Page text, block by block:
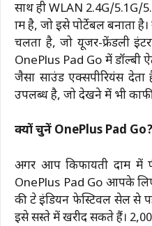
साथ ही WLAN 2.4G/5.1G/
ग्राम है, जो इसे पोर्टेबल
चलता है, जो यूजर-फ्रेंडली
OnePlus Pad Go में डॉल्बी
जैसा साउंड एक्सपीरियंस
उपलब्ध है, जो देखने में भी काफी
क्यों चुनें OnePlus Pad Go?
अगर आप किफायती दाम में
OnePlus Pad Go आपके
की ग्रेट इंडियन फेस्टिवल सेल
इसे सस्ते में खरीद सकते हैं।